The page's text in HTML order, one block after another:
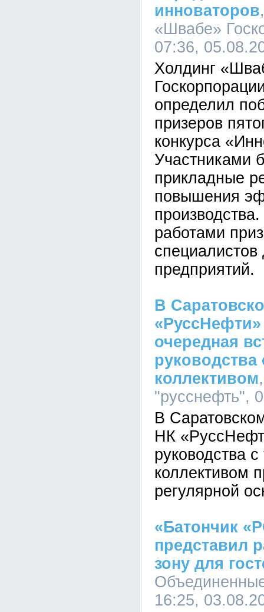
инноваторов
«Швабе»
07:36,
Холдинг
определил
призеров
конкурса
Участниками
прикладные
повышения
работами
специалистов
предприятий.
В
очередная
коллективом
"русснефть",
В
НК
руководства
коллективом
регулярной
«Батончик
представил
зону для
16:25,